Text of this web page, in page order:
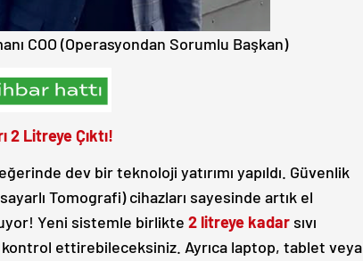
COO (Operasyondan Sorumlu Başkan)
2 Litreye Çıktı!
dev bir teknoloji yatırımı yapıldı. Güvenlik
Tomografi) cihazları sayesinde artık el
Yeni sistemle birlikte 2 litreye kadar sıvı
kontrol ettirebileceksiniz. Ayrıca laptop, tablet veya